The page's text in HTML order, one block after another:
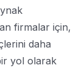
firmalar için,
daha
yol olarak